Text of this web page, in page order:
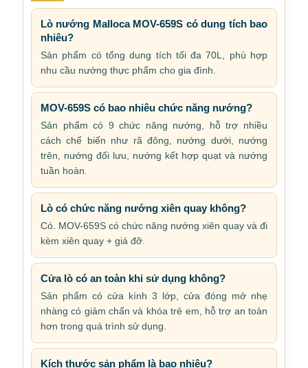
Lò nướng Malloca MOV-659S có dung tích bao
nhiêu?
Sản phẩm có tổng dung tích tối đa 70L, phù hợp
nhu cầu nướng thực phẩm cho gia đình.
MOV-659S có bao nhiêu chức năng nướng?
Sản phẩm có 9 chức năng nướng, hỗ trợ nhiều
cách chế biến như rã đông, nướng dưới, nướng
trên, nướng đối lưu, nướng kết hợp quạt và nướng
tuần hoàn.
Lò có chức năng nướng xiên quay không?
Có. MOV-659S có chức năng nướng xiên quay và đi
kèm xiên quay + giá đỡ.
Cửa lò có an toàn khi sử dụng không?
Sản phẩm có cửa kính 3 lớp, cửa đóng mở nhẹ
nhàng có giảm chấn và khóa trẻ em, hỗ trợ an toàn
hơn trong quá trình sử dụng.
Kích thước sản phẩm là bao nhiêu?